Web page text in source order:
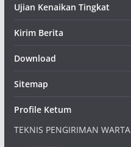
Ujian Kenaikan Tingkat
Kirim Berita
Download
Sitemap
Profile Ketum
TEKNIS PENGIRIMAN WARTA